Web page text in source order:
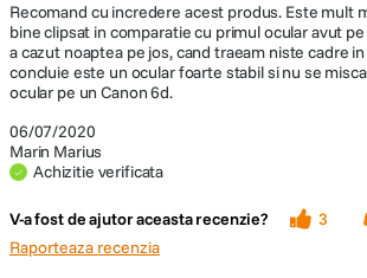
06/07/2020
Marin Marius
Achizitie verificata
Recomand cu incredere acest produs. Este mult
bine clipsat in comparatie cu primul ocular avut
a cazut noaptea pe jos, cand traeam niste cadre
concluie este un ocular foarte stabil si nu se
ocular pe un Canon 6d.
V-a fost de ajutor aceasta recenzie? 3
Raporteaza recenzia